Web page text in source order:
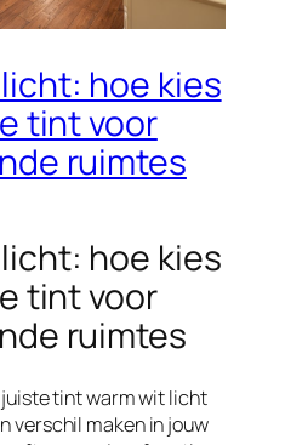
hoe kies
tint voor
ruimtes
hoe kies
tint voor
ruimtes
juiste tint warm wit licht
verschil maken in jouw